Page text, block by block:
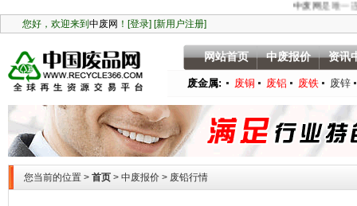
中废网是唯一连续
网站首页 中废报价 资讯
废金属: 废铜 废铝 废铁 废锌
您当前的位置 > 首页 > 中废报价 > 废铅行情